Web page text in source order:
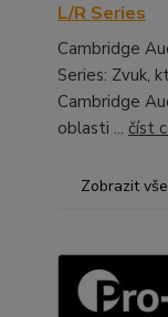
L/R Series
Cambridge
Series: Zvuk,
Cambridge
oblasti ... číst
Zobrazit